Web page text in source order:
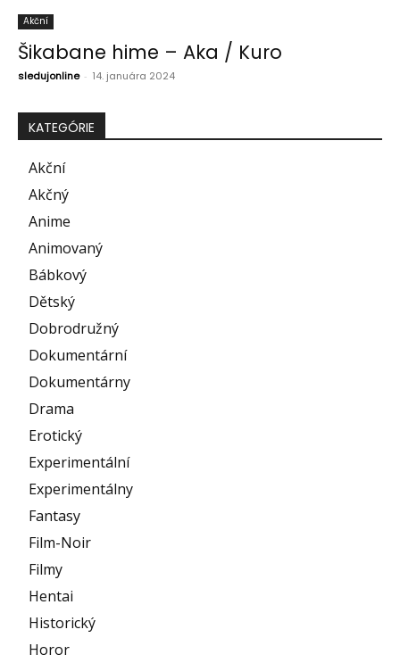
Akční
Šikabane hime – Aka / Kuro
sledujonline - 14. januára 2024
KATEGÓRIE
Akční
Akčný
Anime
Animovaný
Bábkový
Dětský
Dobrodružný
Dokumentární
Dokumentárny
Drama
Erotický
Experimentální
Experimentálny
Fantasy
Film-Noir
Filmy
Hentai
Historický
Horor